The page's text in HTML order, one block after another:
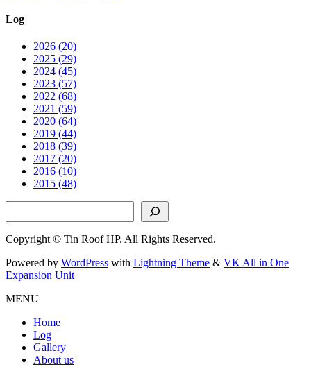
Log
2026 (20)
2025 (29)
2024 (45)
2023 (57)
2022 (68)
2021 (59)
2020 (64)
2019 (44)
2018 (39)
2017 (20)
2016 (10)
2015 (48)
Copyright © Tin Roof HP. All Rights Reserved.
Powered by WordPress with Lightning Theme & VK All in One
Expansion Unit
MENU
Home
Log
Gallery
About us